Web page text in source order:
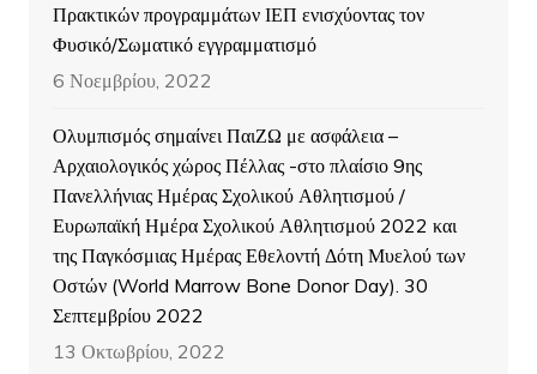
Πρακτικών προγραμμάτων ΙΕΠ ενισχύοντας τον
Φυσικό/Σωματικό εγγραμματισμό
6 Νοεμβρίου, 2022
Ολυμπισμός σημαίνει ΠαιΖΩ με ασφάλεια –
Αρχαιολογικός χώρος Πέλλας -στο πλαίσιο 9ης
Πανελλήνιας Ημέρας Σχολικού Αθλητισμού /
Ευρωπαϊκή Ημέρα Σχολικού Αθλητισμού 2022 και
της Παγκόσμιας Ημέρας Εθελοντή Δότη Μυελού των
Οστών (World Marrow Bone Donor Day). 30
Σεπτεμβρίου 2022
13 Οκτωβρίου, 2022